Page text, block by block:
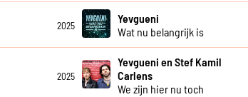
2025
Yevgueni
Wat nu belangrijk is
2025
Yevgueni en Stef Kamil
Carlens
We zijn hier nu toch